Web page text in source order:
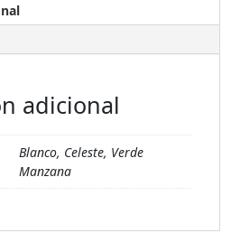
adicional
Blanco, Celeste, Verde
Manzana